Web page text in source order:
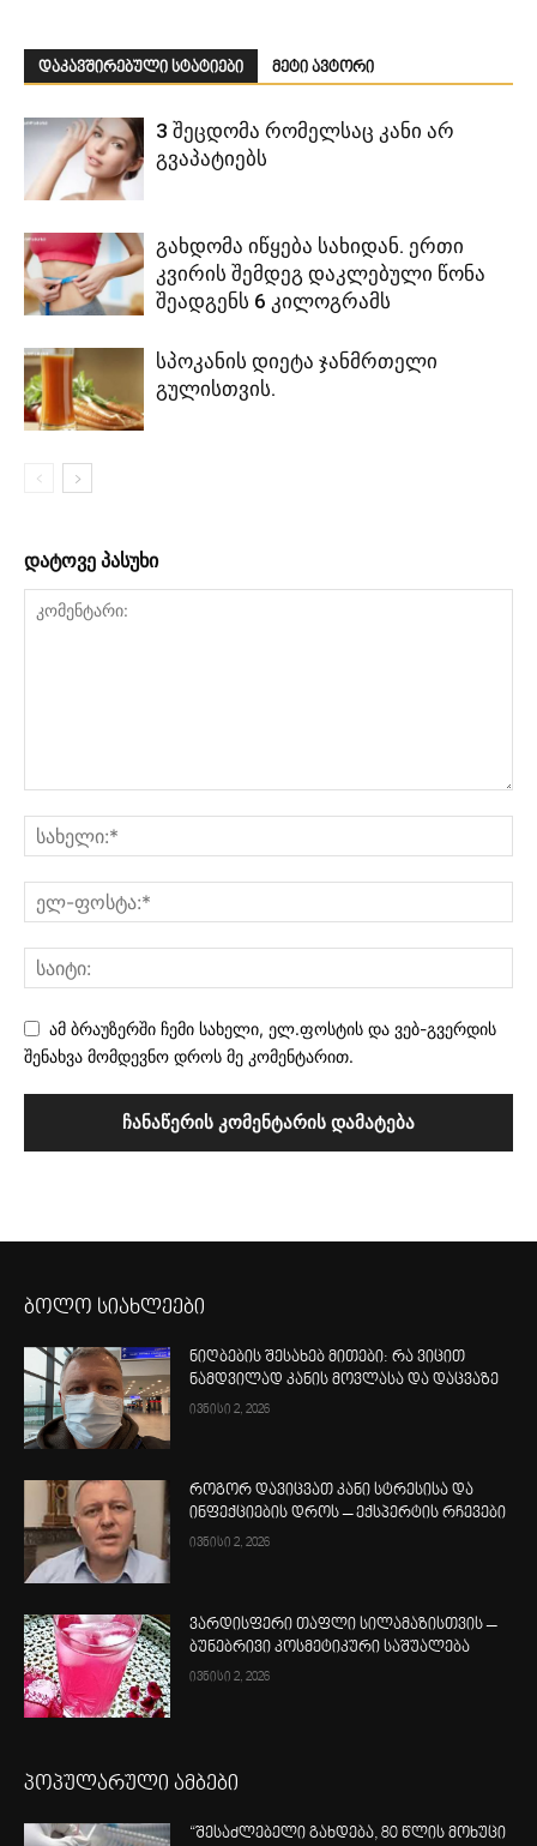
დაკავშირებული სტატიები მეტი ავტორი
3 შეცდომა რომელსაც კანი არ
გვაპატიებს
გახდომა იწყება სახიდან. ერთი
კვირის შემდეგ დაკლებული წონა
შეადგენს 6 კილოგრამს
სპოკანის დიეტა ჯანმრთელი
გულისთვის.
დატოვე პასუხი
ამ ბრაუზერში ჩემი სახელი, ელ.ფოსტის და ვებ-გვერდის
შენახვა მომდევნო დროს მე კომენტარით.
ბოლო სიახლეები
ნიღბების შესახებ მითები: რა ვიცით
ნამდვილად კანის მოვლასა და დაცვაზე
ივნისი 2, 2026
როგორ დავიცვათ კანი სტრესისა და
ინფექციების დროს – ექსპერტის რჩევები
ივნისი 2, 2026
ვარდისფერი თაფლი სილამაზისთვის –
ბუნებრივი კოსმეტიკური საშუალება
ივნისი 2, 2026
პოპულარული ამბები
“შესაძლებელი გახდება, 80 წლის მოხუცი